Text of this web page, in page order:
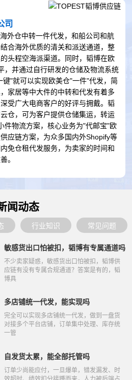
司
外仓中转一件代发，和船公司和航
合海外优质的清关和派送通道，整
头程空海派渠道。同时，韬博在欧
，并通过自行研发的仓储及物流系统
"就可以实现欧美仓"一件"代发，简
家居等中大件的中转和代发有着多
受广大电商客户的好评与拥戴。韬
仓，可为客户提供仓储集运，转运
件物流方案，核心业务为"代邮宝"欧
应链方案，为众多国内外Shopify等
免仓租代发服务，为卖家的时间和
。
闻动态
行业知识 常见问题
敏感货出口怕被扣，韬博有专属通道吗
不少卖家疑惑，敏感货出口怕被扣，韬博供
应链有没有专属合规通道？答案是有的，韬
博具
多店铺统一代发，能实现吗
完全可以实现多店铺统一代发，做到一盘货
对接多个平台店铺，订单集中处理、库存统
一管
自发货太累，能全部托管吗
订单少尚能应付，一旦爆单，错发漏发、时